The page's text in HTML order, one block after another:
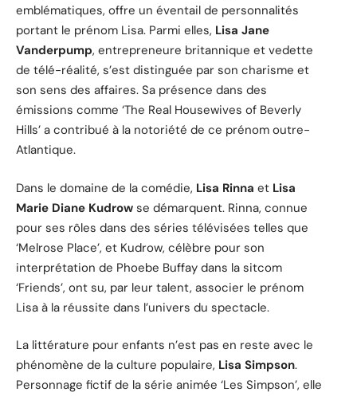
emblématiques, offre un éventail de personnalités
portant le prénom Lisa. Parmi elles, Lisa Jane
Vanderpump, entrepreneure britannique et vedette
de télé-réalité, s’est distinguée par son charisme et
son sens des affaires. Sa présence dans des
émissions comme ‘The Real Housewives of Beverly
Hills’ a contribué à la notoriété de ce prénom outre-
Atlantique.
Dans le domaine de la comédie, Lisa Rinna et Lisa
Marie Diane Kudrow se démarquent. Rinna, connue
pour ses rôles dans des séries télévisées telles que
‘Melrose Place’, et Kudrow, célèbre pour son
interprétation de Phoebe Buffay dans la sitcom
‘Friends’, ont su, par leur talent, associer le prénom
Lisa à la réussite dans l’univers du spectacle.
La littérature pour enfants n’est pas en reste avec le
phénomène de la culture populaire, Lisa Simpson.
Personnage fictif de la série animée ‘Les Simpson’, elle